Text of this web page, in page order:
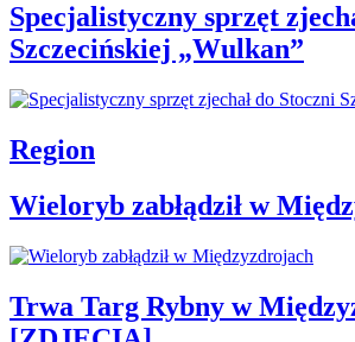
Specjalistyczny sprzęt
Szczecińskiej „Wulkan”
Region
Wieloryb zabłądził w
Trwa Targ Rybny w